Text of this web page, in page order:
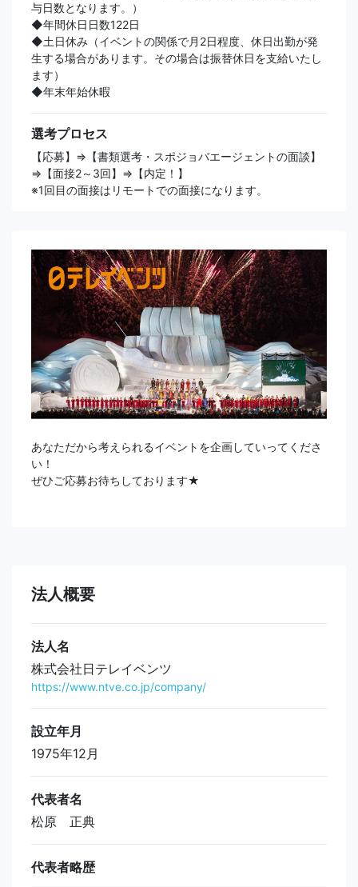
与日数となります。）
◆年間休日日数122日
◆土日休み（イベントの関係で月2日程度、休日出勤が発
生する場合があります。その場合は振替休日を支給いたし
ます）
◆年末年始休暇
選考プロセス
【応募】⇒【書類選考・スポジョバエージェントの面談】
⇒【面接2～3回】⇒【内定！】
※1回目の面接はリモートでの面接になります。
あなただから考えられるイベントを企画していってくださ
い！
ぜひご応募お待ちしております★
法人概要
法人名
株式会社日テレイベンツ
https://www.ntve.co.jp/company/
設立年月
1975年12月
代表者名
松原 正典
代表者略歴